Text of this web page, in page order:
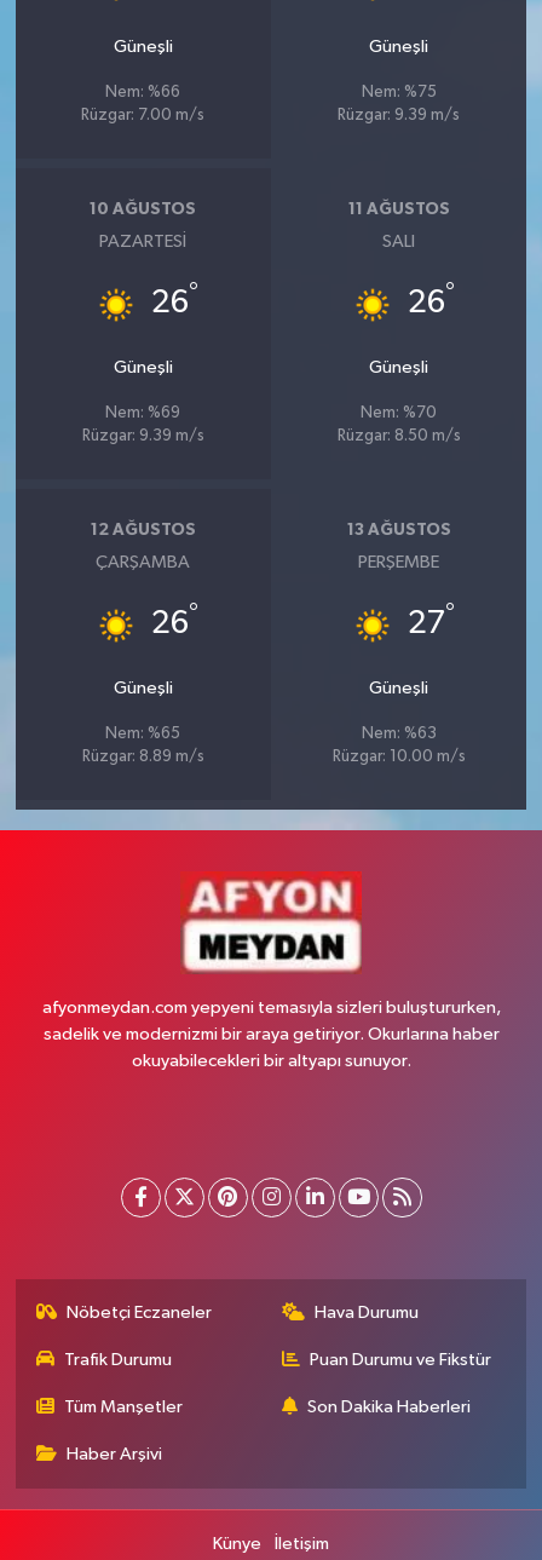
Güneşli
Nem: %66
Rüzgar: 7.00 m/s
Güneşli
Nem: %75
Rüzgar: 9.39 m/s
10 AĞUSTOS
PAZARTESI
26°
Güneşli
Nem: %69
Rüzgar: 9.39 m/s
11 AĞUSTOS
SALI
26°
Güneşli
Nem: %70
Rüzgar: 8.50 m/s
12 AĞUSTOS
ÇARŞAMBA
26°
Güneşli
Nem: %65
Rüzgar: 8.89 m/s
13 AĞUSTOS
PERŞEMBE
27°
Güneşli
Nem: %63
Rüzgar: 10.00 m/s
afyonmeydan.com yepyeni temasıyla sizleri buluştururken,
sadelik ve modernizmi bir araya getiriyor. Okurlarına haber
okuyabilecekleri bir altyapı sunuyor.
Nöbetçi Eczaneler Hava Durumu
Trafik Durumu Puan Durumu ve Fikstür
Tüm Manşetler Son Dakika Haberleri
Haber Arşivi
Künye İletişim